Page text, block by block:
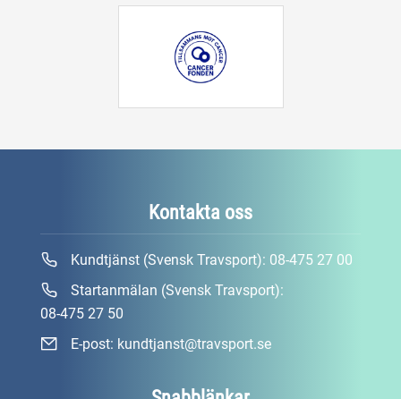
Kontakta oss
Kundtjänst (Svensk Travsport): 08-475 27 00
Startanmälan (Svensk Travsport):
08-475 27 50
E-post: kundtjanst@travsport.se